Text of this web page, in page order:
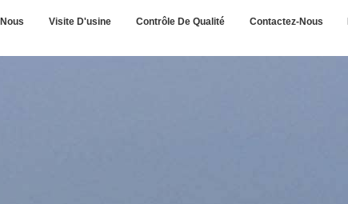
Visite D'usine Contrôle De Qualité Contactez-Nous